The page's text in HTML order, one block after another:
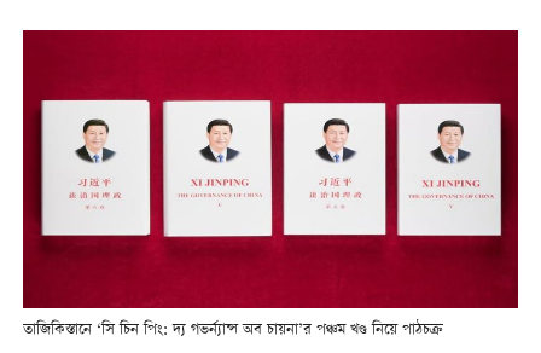
তাজিকিস্তানে ‘সি চিন পিং: দ্য গভর্ন্যান্স অব চায়না’র পঞ্চম খণ্ড নিয়ে পাঠচক্র